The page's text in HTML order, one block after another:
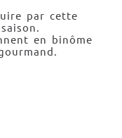
par cette
en binôme